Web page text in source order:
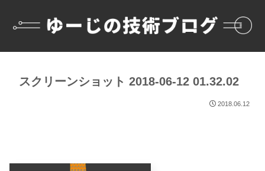
スクリーンショット 2018-06-12 01.32.02
2018.06.12